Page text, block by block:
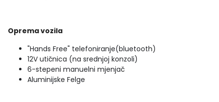
Oprema vozila
"Hands Free" telefoniranje(bluetooth)
12V utičnica (na srednjoj konzoli)
6-stepeni manuelni mjenjač
Aluminijske Felge